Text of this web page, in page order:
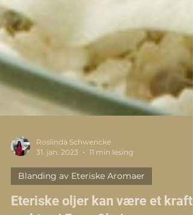
Roslinda Schwencke
31. jan. 2023
11 min lesing
Blanding av Eteriske Aromaer